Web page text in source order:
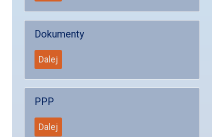
Dokumenty
Dalej
PPP
Dalej